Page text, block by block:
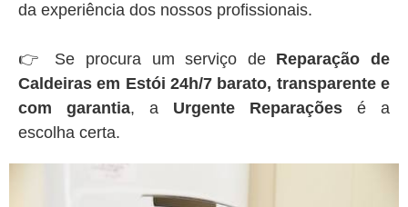
da experiência dos nossos profissionais.
👉 Se procura um serviço de Reparação de
Caldeiras em Estói 24h/7 barato, transparente e
com garantia, a Urgente Reparações é a
escolha certa.